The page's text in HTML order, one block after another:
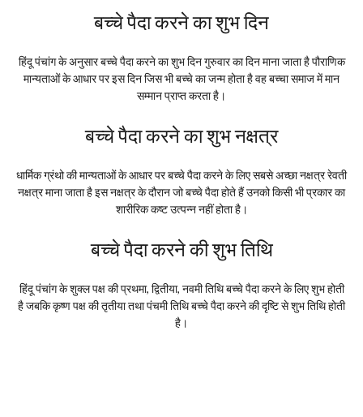
बच्चे पैदा करने का शुभ दिन
हिंदू पंचांग के अनुसार बच्चे पैदा करने का शुभ दिन गुरुवार का दिन माना जाता है पौराणिक
मान्यताओं के आधार पर इस दिन जिस भी बच्चे का जन्म होता है वह बच्चा समाज में मान
सम्मान प्राप्त करता है।
बच्चे पैदा करने का शुभ नक्षत्र
धार्मिक ग्रंथो की मान्यताओं के आधार पर बच्चे पैदा करने के लिए सबसे अच्छा नक्षत्र रेवती
नक्षत्र माना जाता है इस नक्षत्र के दौरान जो बच्चे पैदा होते हैं उनको किसी भी प्रकार का
शारीरिक कष्ट उत्पन्न नहीं होता है।
बच्चे पैदा करने की शुभ तिथि
हिंदू पंचांग के शुक्ल पक्ष की प्रथमा, द्वितीया, नवमी तिथि बच्चे पैदा करने के लिए शुभ होती
है जबकि कृष्ण पक्ष की तृतीया तथा पंचमी तिथि बच्चे पैदा करने की दृष्टि से शुभ तिथि होती
है।